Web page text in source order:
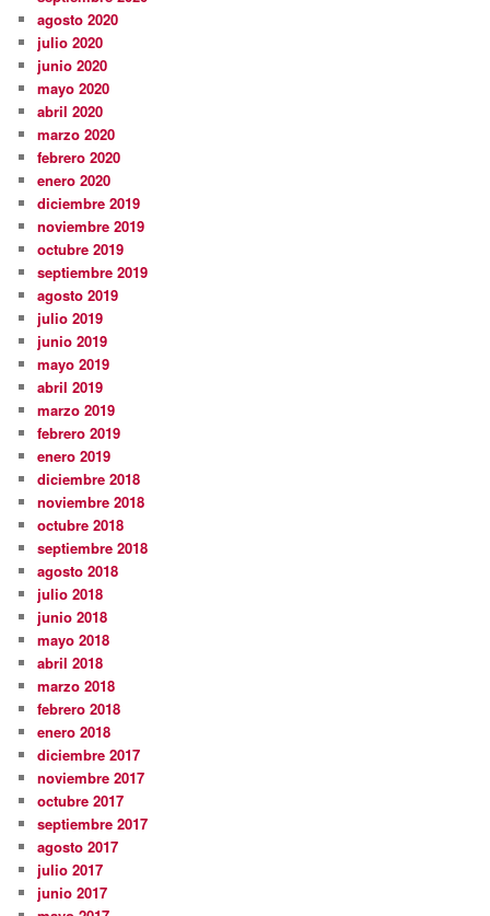
agosto 2020
julio 2020
junio 2020
mayo 2020
abril 2020
marzo 2020
febrero 2020
enero 2020
diciembre 2019
noviembre 2019
octubre 2019
septiembre 2019
agosto 2019
julio 2019
junio 2019
mayo 2019
abril 2019
marzo 2019
febrero 2019
enero 2019
diciembre 2018
noviembre 2018
octubre 2018
septiembre 2018
agosto 2018
julio 2018
junio 2018
mayo 2018
abril 2018
marzo 2018
febrero 2018
enero 2018
diciembre 2017
noviembre 2017
octubre 2017
septiembre 2017
agosto 2017
julio 2017
junio 2017